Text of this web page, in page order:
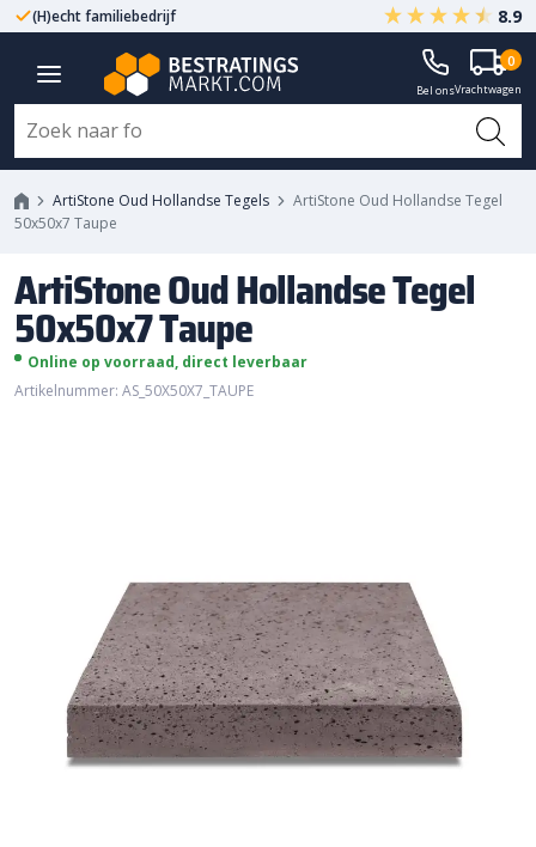
(H)echt familiebedrijf Gegarandeerd A-kwaliteit
8.9
Bel onsVrachtwagen
0
ArtiStone Oud Hollandse Tegels
ArtiStone Oud Hollandse Tegel
50x50x7 Taupe
ArtiStone Oud Hollandse Tegel
50x50x7 Taupe
Online op voorraad, direct leverbaar
Artikelnummer: AS_50X50X7_TAUPE
ArtiStone Oud Hollandse Tegel
50x50x7 Taupe